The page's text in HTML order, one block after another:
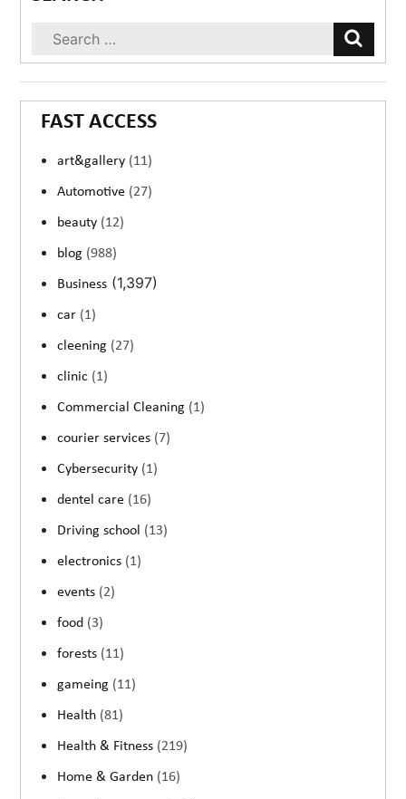
FAST ACCESS
art&gallery (11)
Automotive (27)
beauty (12)
blog (988)
Business (1,397)
car (1)
cleening (27)
clinic (1)
Commercial Cleaning (1)
courier services (7)
Cybersecurity (1)
dentel care (16)
Driving school (13)
electronics (1)
events (2)
food (3)
forests (11)
gameing (11)
Health (81)
Health & Fitness (219)
Home & Garden (16)